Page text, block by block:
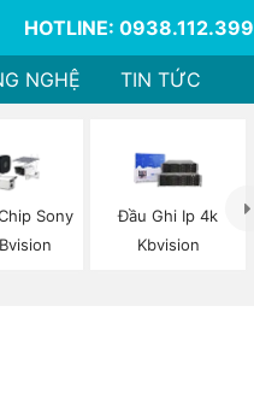
HOTLINE: 0938.112.399
NGHỆ TIN TỨC
Sony
Đầu Ghi Ip 4k
Kbvision